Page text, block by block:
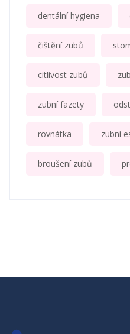
dentální hygiena
čištění zubů
citlivost zubů
zubní fazety
rovnátka zubní
broušení zubů